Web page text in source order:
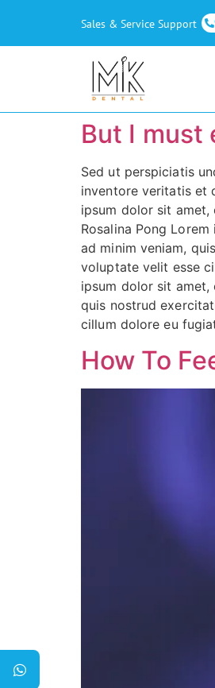
Sales & Service Support
But I must
Sed ut perspiciatis
inventore veritatis et
ipsum dolor sit
Rosalina Pong
ad minim veniam,
voluptate velit esse
ipsum dolor sit
quis nostrud
cillum dolore eu
How To